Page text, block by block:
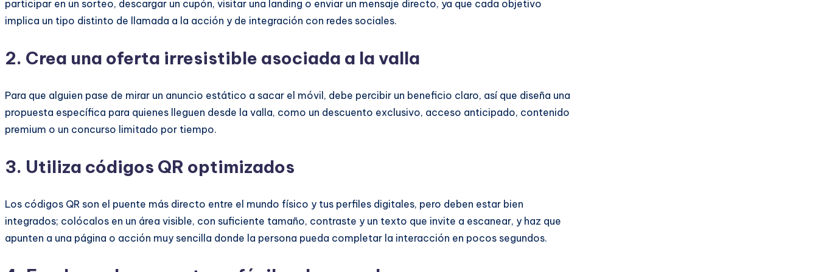
participar en un sorteo, descargar un cupón, visitar una landing o enviar un mensaje directo, ya que cada objetivo
implica un tipo distinto de llamada a la acción y de integración con redes sociales.
2. Crea una oferta irresistible asociada a la valla
Para que alguien pase de mirar un anuncio estático a sacar el móvil, debe percibir un beneficio claro, así que diseña una
propuesta específica para quienes lleguen desde la valla, como un descuento exclusivo, acceso anticipado, contenido
premium o un concurso limitado por tiempo.
3. Utiliza códigos QR optimizados
Los códigos QR son el puente más directo entre el mundo físico y tus perfiles digitales, pero deben estar bien
integrados; colócalos en un área visible, con suficiente tamaño, contraste y un texto que invite a escanear, y haz que
apunten a una página o acción muy sencilla donde la persona pueda completar la interacción en pocos segundos.